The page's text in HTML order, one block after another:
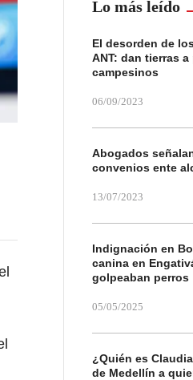
Lo más leído
El desorden de
ANT: dan tierras
campesinos
06/09/2023
Abogados
convenios ente
13/07/2023
Indignación en
canina en
golpeaban perros
05/05/2025
¿Quién es
de Medellín a